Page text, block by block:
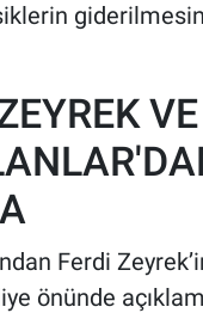
Ferdi
önünde